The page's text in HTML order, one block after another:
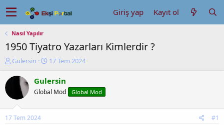
Giriş yap Kayıt ol
Nasıl Yapılır
1950 Tiyatro Yazarları Kimlerdir ?
K
n
y
b
Gulersin
B
ş
a
17 Tem 2024
Gulersin
Global Mod Global Mod
17 Tem 2024 #1